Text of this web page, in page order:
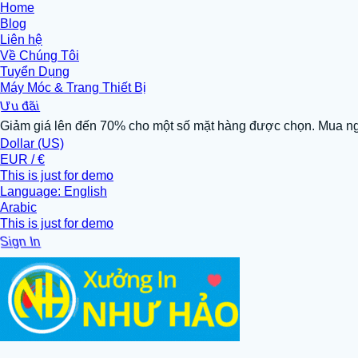
Home
Blog
Liên hệ
Về Chúng Tôi
Tuyển Dụng
Máy Móc & Trang Thiết Bị
đãi
Giảm giá lên đến 70% cho một số mặt hàng được chọn. Mua
Dollar (US)
EUR / €
This is just for demo
Language: English
Arabic
This is just for demo
In